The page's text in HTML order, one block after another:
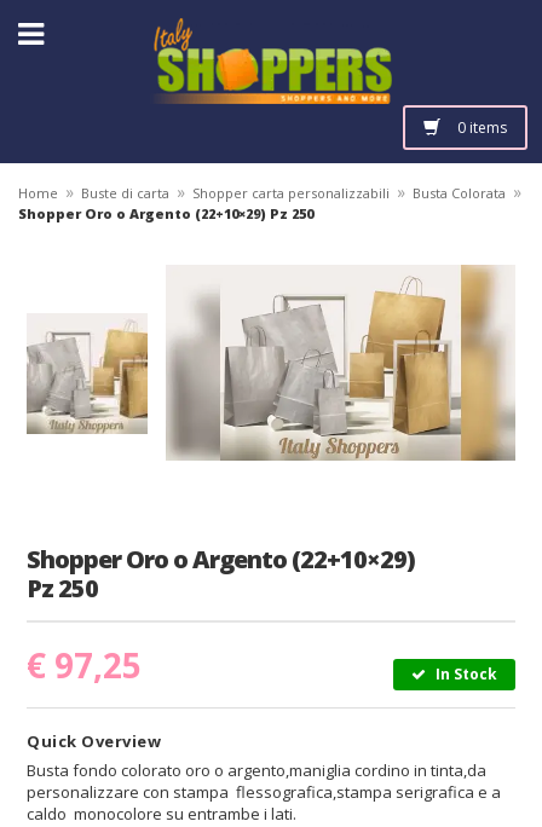
0 items
Home » Buste di carta » Shopper carta personalizzabili » Busta Colorata »
Shopper Oro o Argento (22+10×29) Pz 250
Shopper Oro o Argento (22+10×29)
Pz 250
€ 97,25 In Stock
Quick Overview
Busta fondo colorato oro o argento,maniglia cordino in tinta,da
personalizzare con stampa flessografica,stampa serigrafica e a
caldo monocolore su entrambe i lati.